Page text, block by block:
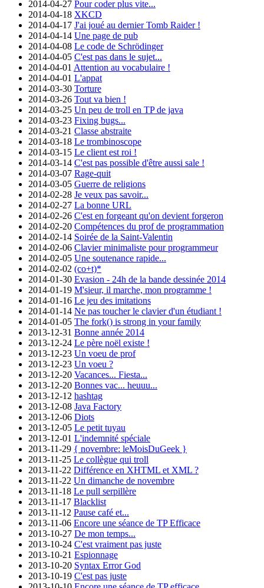
2014-04-27 Pour coder plus vite...
2014-04-18 XKCD
2014-04-17 J'ai joué au dernier Tomb Raider !
2014-04-14 Une page de pub
2014-04-08 Le code de Schrödinger
2014-04-05 C'est pas dans le sujet...
2014-04-01 Attention au vocabulaire !
2014-04-01 L'appat
2014-03-30 Torture
2014-03-26 Tout va bien !
2014-03-25 Un peu de troll en TP de java
2014-03-23 Fixing bugs...
2014-03-21 Classe abstraite
2014-03-18 Le trombinoscope
2014-03-15 Le client est roi !
2014-03-14 C'est pas possible d'être aussi sale !
2014-03-07 Rage-quit
2014-03-05 Guerre de religions
2014-02-28 Je veux pas savoir...
2014-02-27 La bonne URL
2014-02-26 C'est en forgeant qu'on devient forgeron
2014-02-20 Compétences du prof de programmation
2014-02-14 Soirée de la Saint-Valentin
2014-02-06 Clavier minimaliste pour programmeur
2014-02-05 Une soutenance rapide...
2014-02-02 (co+t)*
2014-01-30 Evasion - 24h de la bande dessinée 2014
2014-01-19 M'sieur, il marche, mon programme !
2014-01-16 Le jeu des imitations
2014-01-14 Ne pas toucher le clavier d'un étudiant !
2014-01-05 The fork() is strong in your family
2013-12-31 Bonne année 2014
2013-12-24 Le père noël existe !
2013-12-23 Un voeu de prof
2013-12-23 Un voeu ?
2013-12-20 Vacances... Fiesta...
2013-12-20 Bonnes vac... heuuu...
2013-12-12 hashtag
2013-12-08 Java Factory
2013-12-06 Diots
2013-12-05 Le petit tuyau
2013-12-01 L'indemnité spéciale
2013-11-29 { novembre: leMoisDuGeek }
2013-11-25 Le collègue qui troll
2013-11-22 Différence en XHTML et XML ?
2013-11-22 Un dimanche de novembre
2013-11-18 Le pull serpillère
2013-11-17 Blacklist
2013-11-12 Pause café et...
2013-11-06 Encore une séance de TP Efficace
2013-10-27 De mon temps...
2013-10-24 C'est vraiment pas juste
2013-10-21 Espionnage
2013-10-20 Syntax Error God
2013-10-19 C'est pas juste